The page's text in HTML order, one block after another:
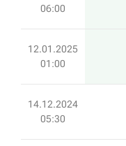
06:00
12.01.2025
01:00
14.12.2024
05:30